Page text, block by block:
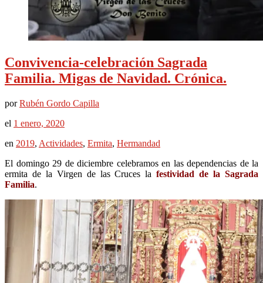
Convivencia-celebración Sagrada
Familia. Migas de Navidad. Crónica.
porRubén Gordo Capilla
el 1 enero, 2020
en 2019, Actividades, Ermita, Hermandad
El domingo 29 de diciembre celebramos en las dependencias de la
ermita de la Virgen de las Cruces lafestividad de la Sagrada
Familia.